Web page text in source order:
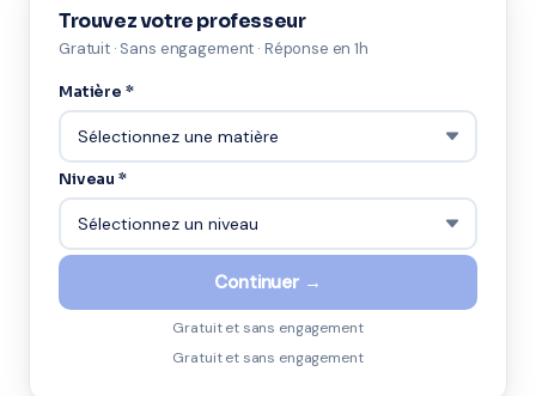
Trouvez votre professeur
Gratuit · Sans engagement · Réponse en 1h
Matière *
Niveau *
Continuer →
Gratuit et sans engagement
Gratuit et sans engagement